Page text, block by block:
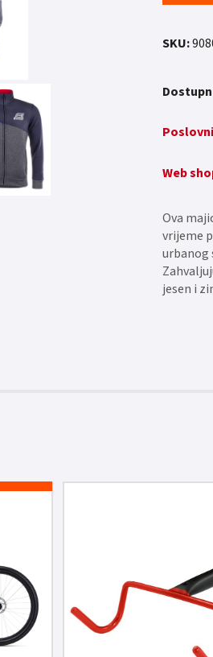
SKU:
Web
Ova
vrijeme
urbanog
jesen i